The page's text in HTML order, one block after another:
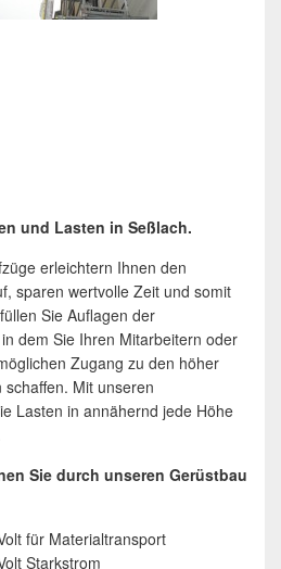
und Lasten in Seßlach.
erleichtern Ihnen den
sparen wertvolle Zeit und somit
Sie Auflagen der
dem Sie Ihren Mitarbeitern oder
Zugang zu den höher
Mit unseren
Lasten in annähernd jede Höhe
Sie durch unseren Gerüstbau
für Materialtransport
Starkstrom